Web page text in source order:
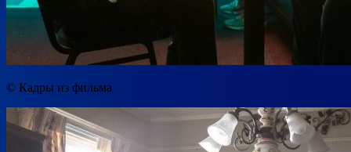
© Кадры из фильма